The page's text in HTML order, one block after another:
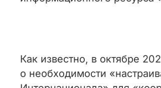
Как известно, в октябре
о необходимости